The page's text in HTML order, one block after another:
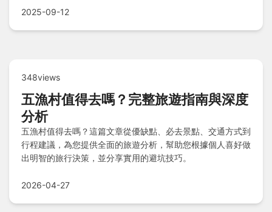
2025-09-12
348views
五漁村值得去嗎？完整旅遊指南與深度
分析
五漁村值得去嗎？這篇文章從優缺點、必去景點、交通方式到
行程建議，為您提供全面的旅遊分析，幫助您根據個人喜好做
出明智的旅行決策，並分享實用的避坑技巧。
2026-04-27